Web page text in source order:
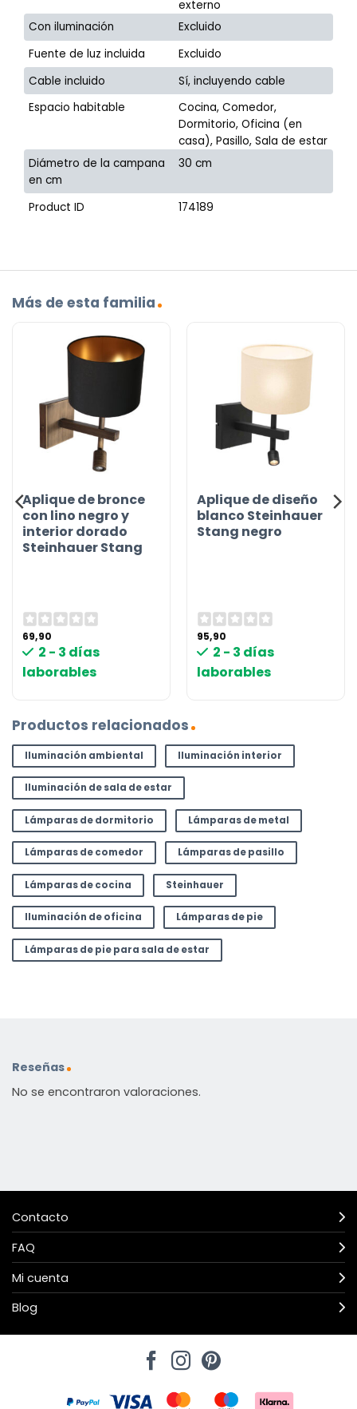
externo
Con iluminación
Excluido
Fuente de luz incluida
Excluido
Cable incluido
Sí, incluyendo cable
Espacio habitable
Cocina, Comedor,
Dormitorio, Oficina (en
casa), Pasillo, Sala de estar
Diámetro de la campana
en cm
30 cm
Product ID 174189
Más de esta familia
Aplique de bronce
con lino negro y
interior dorado
Steinhauer Stang
69,90
2 - 3 días
laborables
Aplique de diseño
blanco Steinhauer
Stang negro
95,90
2 - 3 días
laborables
Productos relacionados
Iluminación ambiental Iluminación interior
Iluminación de sala de estar
Lámparas de dormitorio Lámparas de metal
Lámparas de comedor Lámparas de pasillo
Lámparas de cocina Steinhauer
Iluminación de oficina Lámparas de pie
Lámparas de pie para sala de estar
Reseñas
No se encontraron valoraciones.
Contacto
FAQ
Mi cuenta
Blog